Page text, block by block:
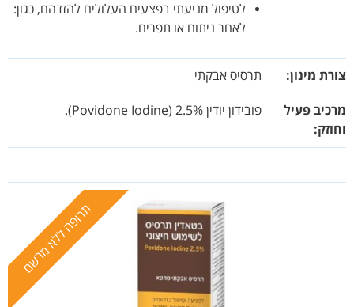
לטיפול מניעתי בפצעים העלולים להזדהם, כגון:
לאחר ניתוח או תפרים.
צורת מינון: תרסיס אבקתי
מרכיב פעיל
וחוזק:
פובידון יודין 2.5% (Povidone Iodine).
תרופה ללא מרשם
תרופה ללא מרשם